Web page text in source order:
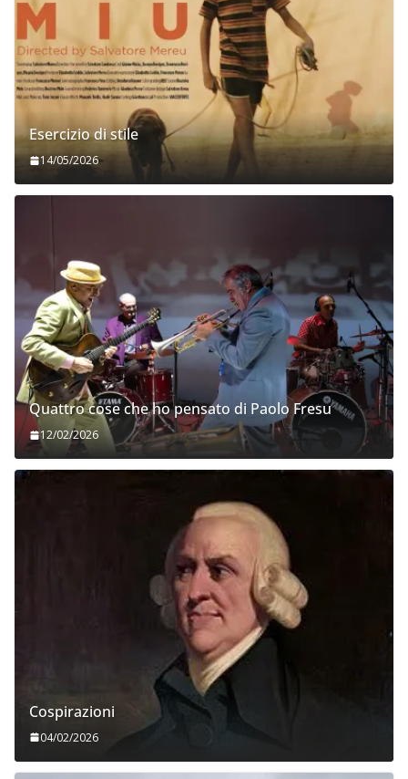
Esercizio di stile
14/05/2026
Quattro cose che ho pensato di Paolo Fresu
12/02/2026
Cospirazioni
04/02/2026